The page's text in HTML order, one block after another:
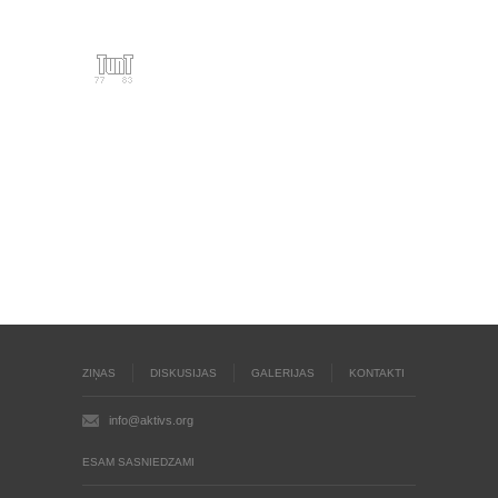
ZIŅAS DISKUSIJAS GALERIJAS KONTAKTI
info@aktivs.org
ESAM SASNIEDZAMI